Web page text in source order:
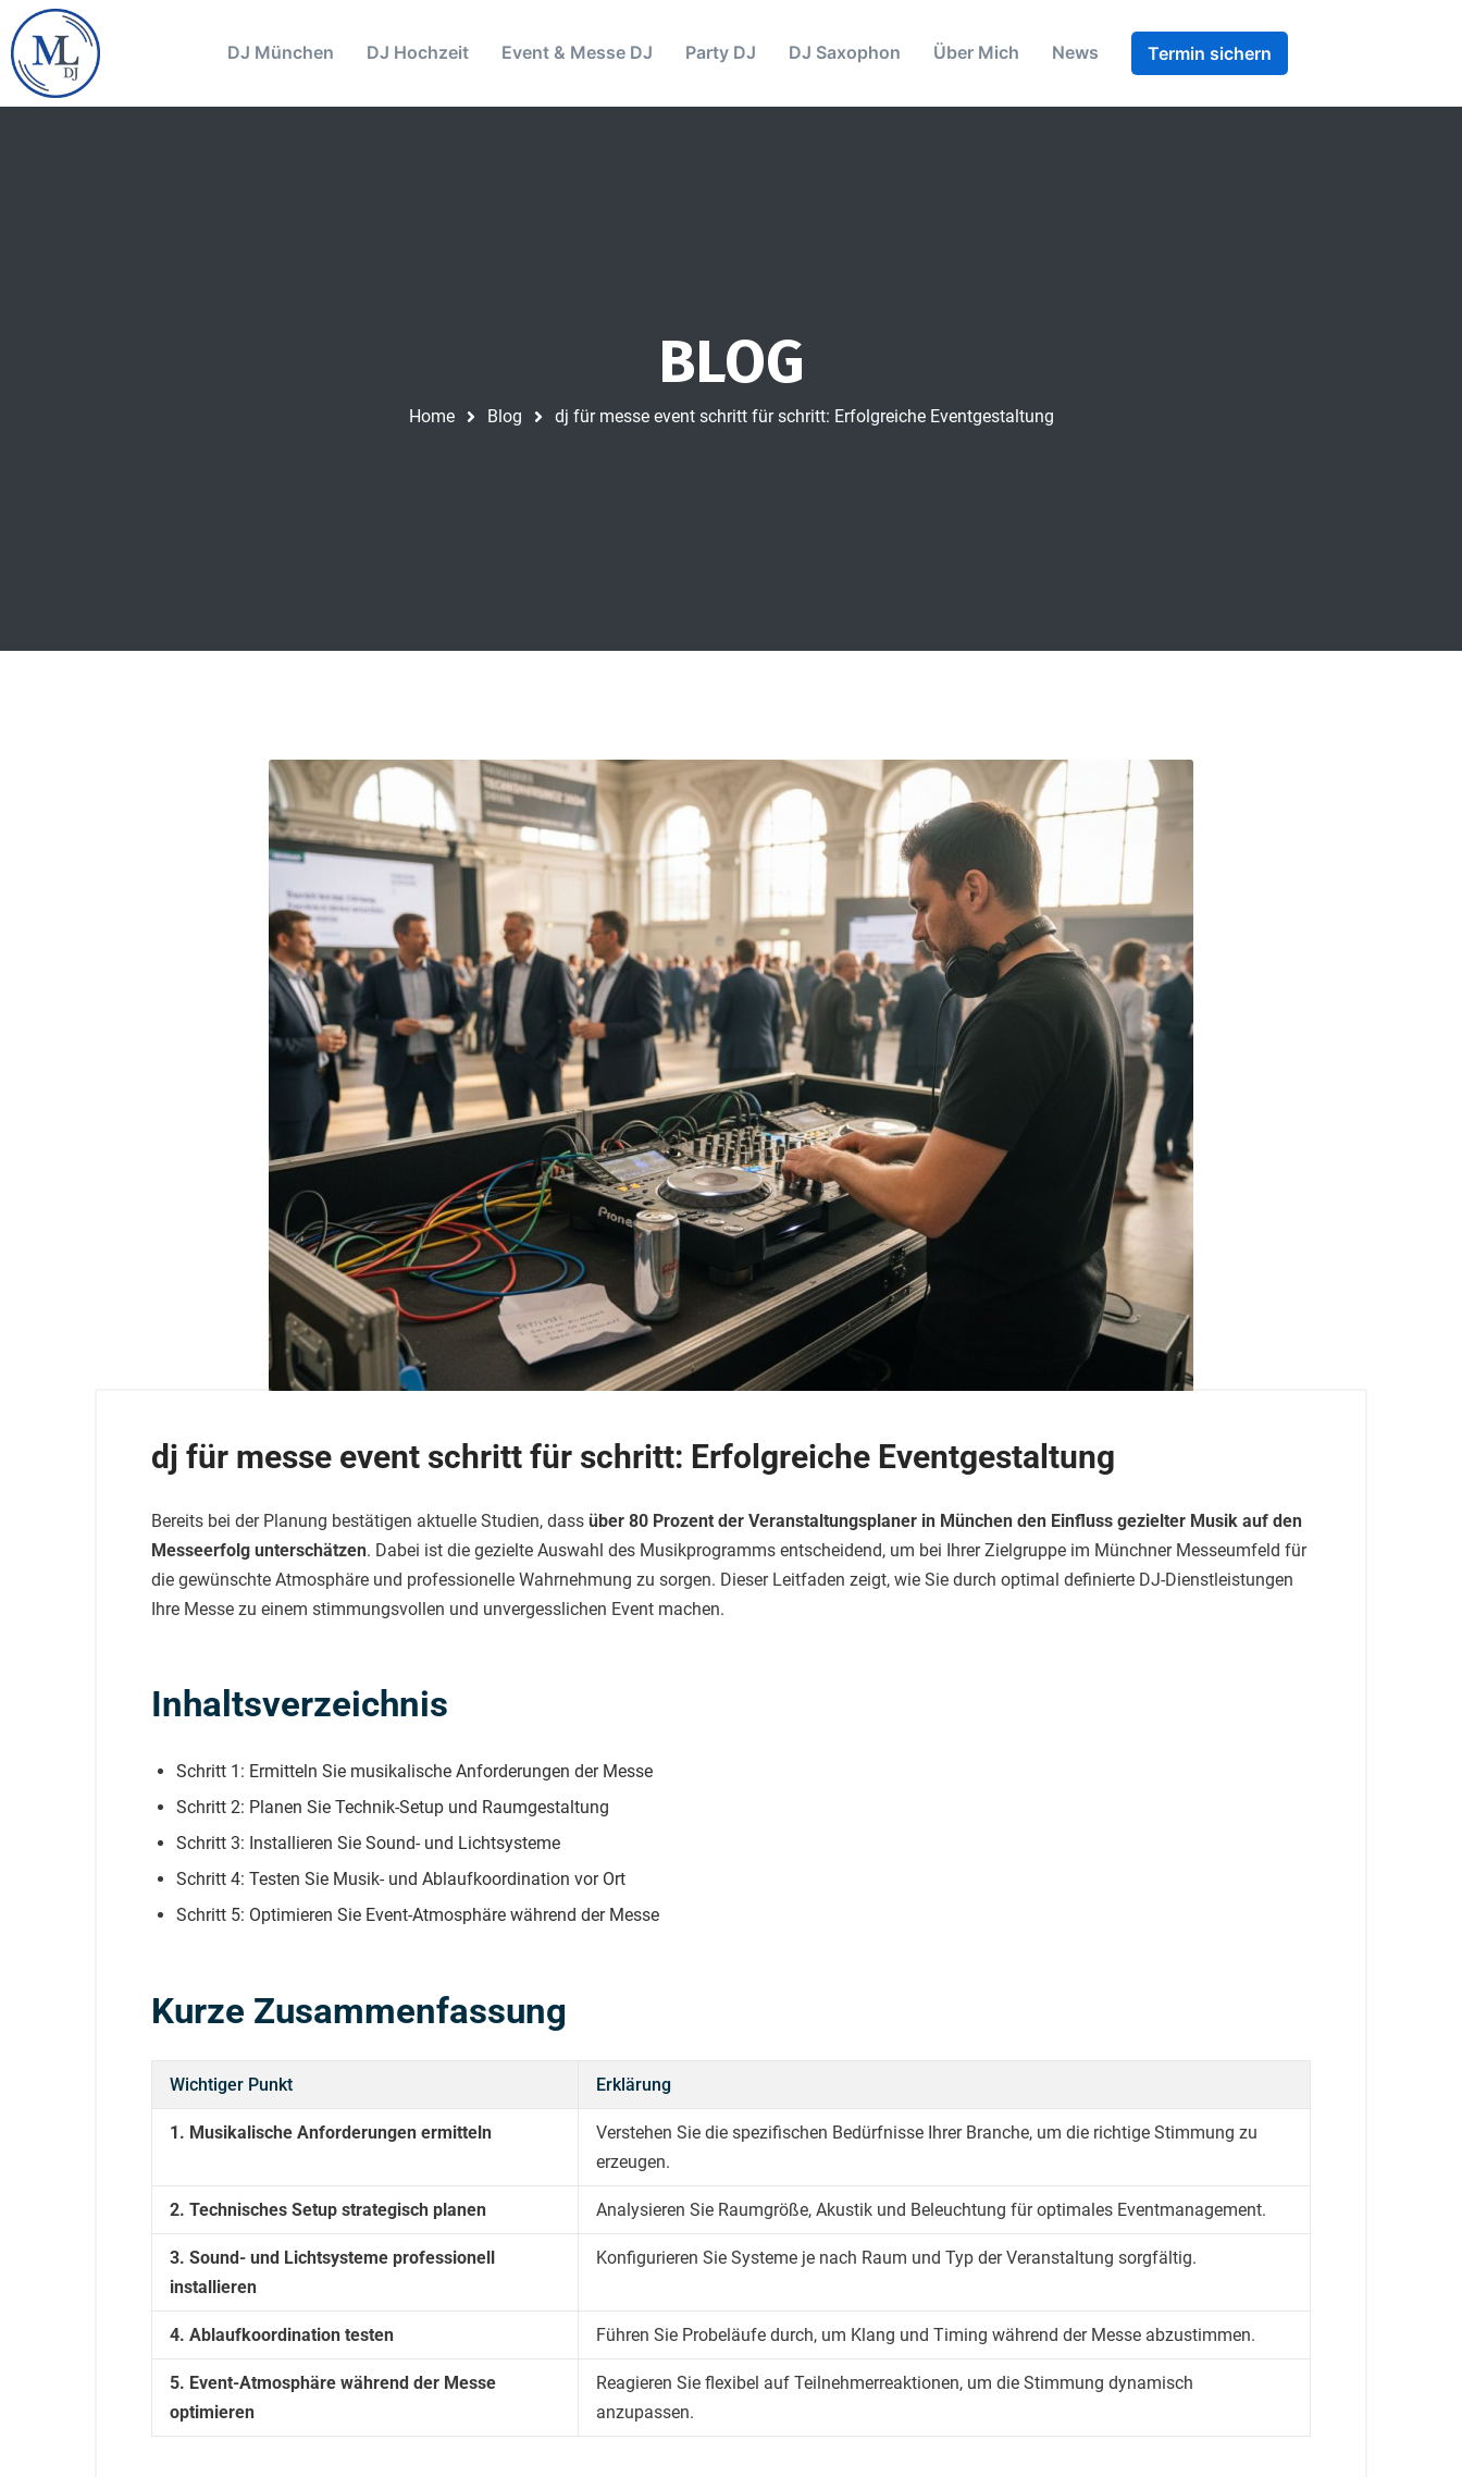
DJ München DJ Hochzeit Event & Messe DJ Party DJ DJ Saxophon Über Mich News Termin sichern
BLOG
Home Blog dj für messe event schritt für schritt: Erfolgreiche Eventgestaltung
dj für messe event schritt für schritt: Erfolgreiche Eventgestaltung
Bereits bei der Planung bestätigen aktuelle Studien, dass über 80 Prozent der Veranstaltungsplaner in München den Einfluss gezielter Musik auf den
Messeerfolg unterschätzen. Dabei ist die gezielte Auswahl des Musikprogramms entscheidend, um bei Ihrer Zielgruppe im Münchner Messeumfeld für
die gewünschte Atmosphäre und professionelle Wahrnehmung zu sorgen. Dieser Leitfaden zeigt, wie Sie durch optimal definierte DJ-Dienstleistungen
Ihre Messe zu einem stimmungsvollen und unvergesslichen Event machen.
Inhaltsverzeichnis
Schritt 1: Ermitteln Sie musikalische Anforderungen der Messe
Schritt 2: Planen Sie Technik-Setup und Raumgestaltung
Schritt 3: Installieren Sie Sound- und Lichtsysteme
Schritt 4: Testen Sie Musik- und Ablaufkoordination vor Ort
Schritt 5: Optimieren Sie Event-Atmosphäre während der Messe
Kurze Zusammenfassung
Wichtiger Punkt Erklärung
1. Musikalische Anforderungen ermitteln
Verstehen Sie die spezifischen Bedürfnisse Ihrer Branche, um die richtige Stimmung zu
erzeugen.
2. Technisches Setup strategisch planen Analysieren Sie Raumgröße, Akustik und Beleuchtung für optimales Eventmanagement.
3. Sound- und Lichtsysteme professionell
installieren
Konfigurieren Sie Systeme je nach Raum und Typ der Veranstaltung sorgfältig.
4. Ablaufkoordination testen Führen Sie Probeläufe durch, um Klang und Timing während der Messe abzustimmen.
5. Event-Atmosphäre während der Messe
optimieren
Reagieren Sie flexibel auf Teilnehmerreaktionen, um die Stimmung dynamisch
anzupassen.